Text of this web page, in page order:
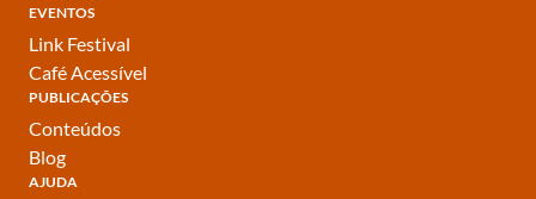
EVENTOS
Link Festival
Café Acessível
PUBLICAÇÕES
Conteúdos
Blog
AJUDA